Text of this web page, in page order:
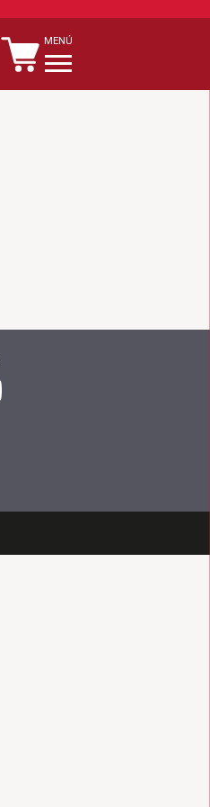
MENÚ